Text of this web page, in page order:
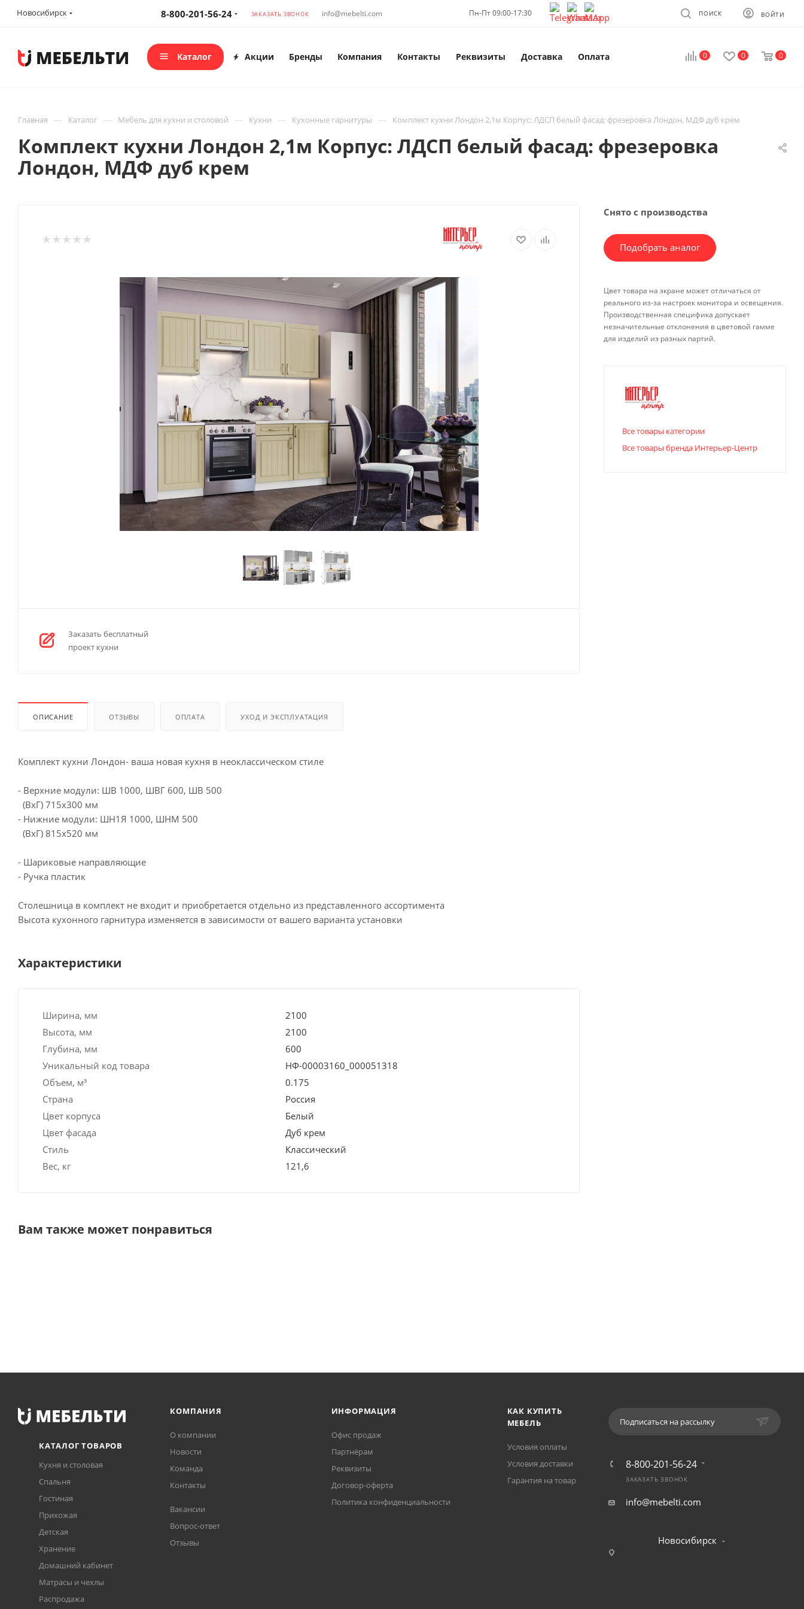
Новосибирск 8-800-201-56-24 ЗАКАЗАТЬ ЗВОНОК info@mebelti.com Пн-Пт 09:00-17:30 ВОЙТИ
ПОИСК
0 0 0
Каталог Акции Бренды Компания Контакты Реквизиты Доставка Оплата
Главная — Каталог — Мебель для кухни и столовой — Кухни — Кухонные гарнитуры — Комплект кухни Лондон 2,1м Корпус: ЛДСП белый фасад: фрезеровка Лондон, МДФ дуб крем
Комплект кухни Лондон 2,1м Корпус: ЛДСП белый фасад: фрезеровка
Лондон, МДФ дуб крем
Заказать бесплатный
проект кухни
ОПИСАНИЕ ОТЗЫВЫ ОПЛАТА УХОД И ЭКСПЛУАТАЦИЯ
Комплект кухни Лондон- ваша новая кухня в неоклассическом стиле
- Верхние модули: ШВ 1000, ШВГ 600, ШВ 500
(ВхГ) 715х300 мм
- Нижние модули: ШН1Я 1000, ШНМ 500
(ВхГ) 815х520 мм
- Шариковые направляющие
- Ручка пластик
Столешница в комплект не входит и приобретается отдельно из представленного ассортимента
Высота кухонного гарнитура изменяется в зависимости от вашего варианта установки
Характеристики
Ширина, мм
2100
Высота, мм
2100
Глубина, мм
600
Уникальный код товара
НФ-00003160_000051318
Объем, м³
0.175
Страна
Россия
Цвет корпуса
Белый
Цвет фасада
Дуб крем
Стиль
Классический
Вес, кг
121,6
Вам также может понравиться
Снято с производства
Подобрать аналог
Цвет товара на экране может отличаться от
реального из-за настроек монитора и освещения.
Производственная специфика допускает
незначительные отклонения в цветовой гамме
для изделий из разных партий.
Все товары категории
Все товары бренда Интерьер-Центр
КАТАЛОГ ТОВАРОВ
Кухня и столовая
Спальня
Гостиная
Прихожая
Детская
Хранение
Домашний кабинет
Матрасы и чехлы
Распродажа
КОМПАНИЯ
О компании
Новости
Команда
Контакты
Вакансии
Вопрос-ответ
Отзывы
ИНФОРМАЦИЯ
Офис продаж
Партнёрам
Реквизиты
Договор-оферта
Политика конфиденциальности
КАК КУПИТЬ
МЕБЕЛЬ
Условия оплаты
Условия доставки
Гарантия на товар
Подписаться на рассылку
8-800-201-56-24
ЗАКАЗАТЬ ЗВОНОК
info@mebelti.com
Новосибирск